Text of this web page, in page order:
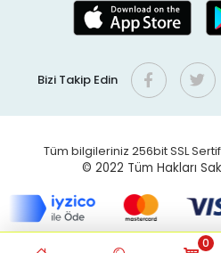
Bizi Takip Edin
Tüm bilgileriniz 256bit SSL
© 2022 Tüm Hakları
0